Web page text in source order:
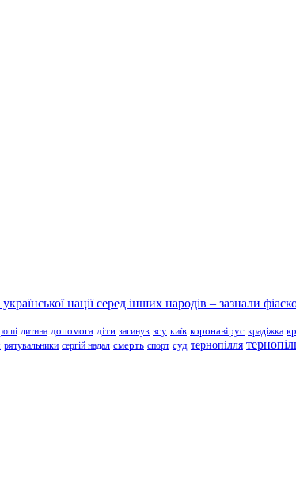
нації серед інших народів – зазнали
дитина допомога діти загинув зсу київ коронавірус крадіжка
рятувальники сергій надал смерть спорт суд тернопілля